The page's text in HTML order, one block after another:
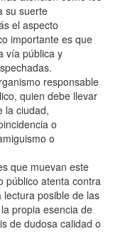
su suerte
el aspecto
importante es que
vía pública y
responsable
quien debe llevar
la ciudad,
o
o
que muevan este
público atenta contra
posible de las
propia esencia de
de dudosa calidad o